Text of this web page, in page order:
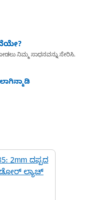
ನಿಮ್ಮ ಸಾಧನವನ್ನು ಸೇರಿಸಿ.
2mm ದಪ್ಪದ
ಡೋರ್ ಲ್ಯಾಚ್